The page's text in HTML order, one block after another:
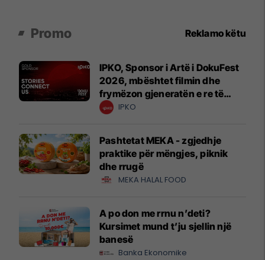
Promo Reklamo këtu
IPKO, Sponsor i Artë i DokuFest
2026, mbështet filmin dhe
frymëzon gjeneratën e re të
krijuesve
IPKO
Pashtetat MEKA - zgjedhje
praktike për mëngjes, piknik
dhe rrugë
MEKA HALAL FOOD
A po don me rrnu n’deti?
Kursimet mund t’ju sjellin një
banesë
Banka Ekonomike